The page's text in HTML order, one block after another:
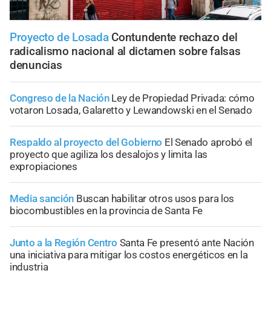
Proyecto de Losada Contundente rechazo del
radicalismo nacional al dictamen sobre falsas
denuncias
Congreso de la Nación Ley de Propiedad Privada: cómo
votaron Losada, Galaretto y Lewandowski en el Senado
Respaldo al proyecto del Gobierno El Senado aprobó el
proyecto que agiliza los desalojos y limita las
expropiaciones
Media sanción Buscan habilitar otros usos para los
biocombustibles en la provincia de Santa Fe
Junto a la Región Centro Santa Fe presentó ante Nación
una iniciativa para mitigar los costos energéticos en la
industria